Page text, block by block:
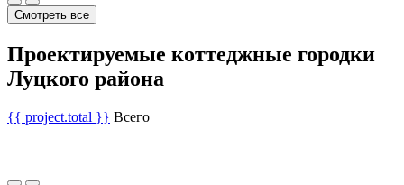
Смотреть все
Проектируемые коттеджные городки
Луцкого района
{{ project.total }} Всего